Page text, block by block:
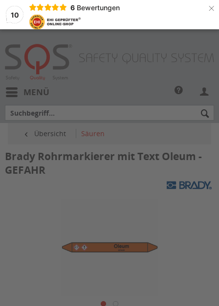
10
6 Bewertungen ×
MENÜ
Übersicht Säuren
Brady Rohrmarkierer mit Text Oleum -
GEFAHR